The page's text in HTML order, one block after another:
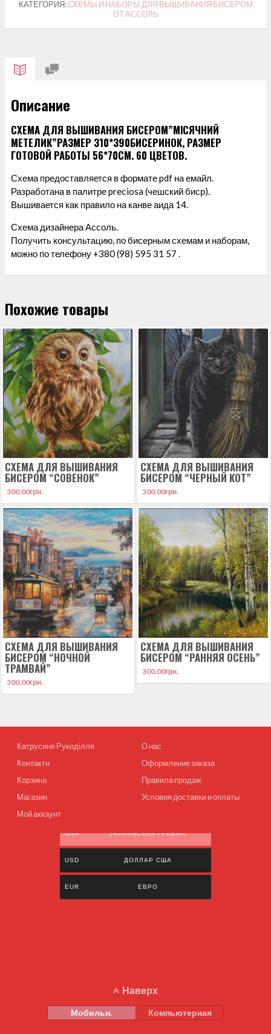
СХЕМА
КАТЕГОРИЯ:СХЕМЫ И НАБОРЫ ДЛЯ ВЫШИВАНИЯ БИСЕРОМ
ОТ АССОЛЬ
Описание
СХЕМА ДЛЯ ВЫШИВАНИЯ БИСЕРОМ”МІСЯЧНИЙ
МЕТЕЛИК”РАЗМЕР 310*390БИСЕРИНОК, РАЗМЕР
ГОТОВОЙ РАБОТЫ 56*70СМ. 60 ЦВЕТОВ.
Схема предоставляется в формате pdf на емайл.
Разработана в палитре preсiosa (чешский биср).
Вышивается как правило на канве аида 14.
Схема дизайнера Ассоль.
Получить консультацию, по бисерным схемам и наборам,
можно по телефону +380 (98) 595 31 57 .
Похожие товары
СХЕМА ДЛЯ ВЫШИВАНИЯ
БИСЕРОМ “СОВЕНОК”
300.00грн.
СХЕМА ДЛЯ ВЫШИВАНИЯ
БИСЕРОМ “ЧЕРНЫЙ КОТ”
300.00грн.
СХЕМА ДЛЯ ВЫШИВАНИЯ
БИСЕРОМ “НОЧНОЙ
ТРАМВАЙ”
300.00грн.
СХЕМА ДЛЯ ВЫШИВАНИЯ
БИСЕРОМ “РАННЯЯ ОСЕНЬ”
300.00грн.
Катрусине Рукоділля
Контакти
Корзина
Магазин
Мой аккаунт
О нас
Оформление заказа
Правила продаж
Условия доставки и оплаты
UAH УКРАИНСКАЯ ГРИВНА
USD ДОЛЛАР США
EUR ЕВРО
Наверх
Мобильн. Компьютерная